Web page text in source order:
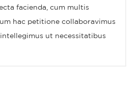
facienda, cum multis
hac petitione collaboravimus
ut necessitatibus